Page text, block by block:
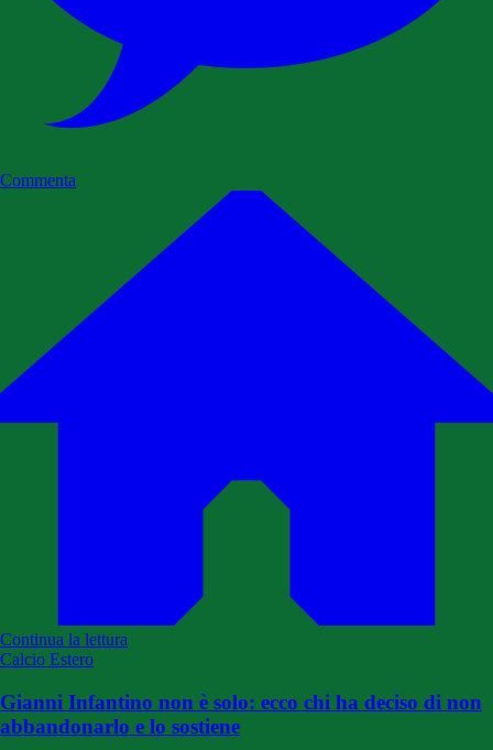
Commenta
Continua la lettura
Calcio Estero
Gianni Infantino non è solo: ecco chi ha deciso di non
abbandonarlo e lo sostiene